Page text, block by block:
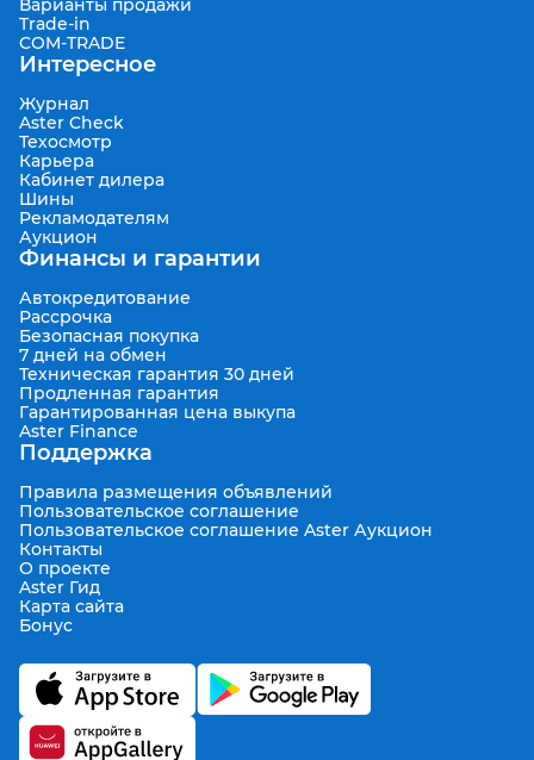
Варианты продажи
Trade-in
COM-TRADE
Интересное
Журнал
Aster Check
Техосмотр
Карьера
Кабинет дилера
Шины
Рекламодателям
Аукцион
Финансы и гарантии
Автокредитование
Рассрочка
Безопасная покупка
7 дней на обмен
Техническая гарантия 30 дней
Продленная гарантия
Гарантированная цена выкупа
Aster Finance
Поддержка
Правила размещения объявлений
Пользовательское соглашение
Пользовательское соглашение Aster Аукцион
Контакты
О проекте
Aster Гид
Карта сайта
Бонус